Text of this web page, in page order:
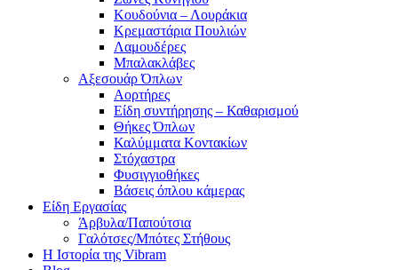
Κουδούνια – Λουράκια
Κρεμαστάρια Πουλιών
Λαμουδέρες
Μπαλακλάβες
Αξεσουάρ Όπλων
Αορτήρες
Είδη συντήρησης – Καθαρισμού
Θήκες Όπλων
Καλύμματα Κοντακίων
Στόχαστρα
Φυσιγγιοθήκες
Βάσεις όπλου κάμερας
Είδη Εργασίας
Άρβυλα/Παπούτσια
Γαλότσες/Μπότες Στήθους
Η Ιστορία της Vibram